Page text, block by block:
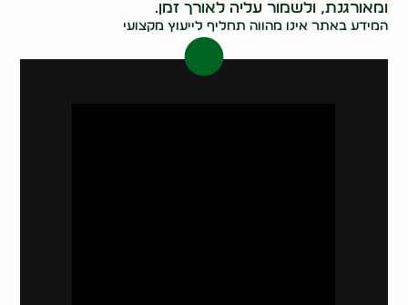
ומאורגנת, ולשמור עליה לאורך זמן.
המידע באתר אינו מהווה תחליף לייעוץ מקצועי